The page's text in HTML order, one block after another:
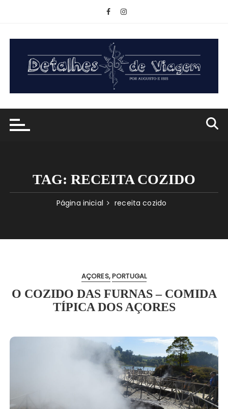
conteúdo
TAG: RECEITA COZIDO
Página inicial receita cozido
AÇORES PORTUGAL
O COZIDO DAS FURNAS – COMIDA
TÍPICA DOS AÇORES